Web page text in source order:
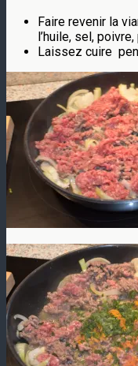
Faire revenir la
l’huile, sel,
Laissez cuire